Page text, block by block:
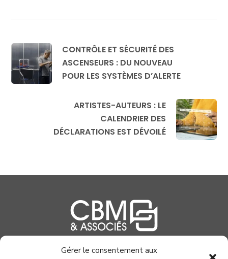
Gérer le consentement aux
CONTRÔLE ET SÉCURITÉ DES
ASCENSEURS : DU NOUVEAU
POUR LES SYSTÈMES D’ALERTE
ARTISTES-AUTEURS : LE
CALENDRIER DES
DÉCLARATIONS EST DÉVOILÉ
04 99 58 37 40